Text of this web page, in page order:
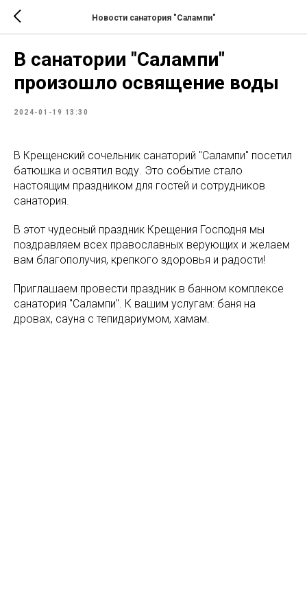
Новости санатория "Салампи"
В санатории "Салампи"
произошло освящение воды
2024-01-19 13:30
В Крещенский сочельник санаторий "Салампи" посетил
батюшка и освятил воду. Это событие стало
настоящим праздником для гостей и сотрудников
санатория.
В этот чудесный праздник Крещения Господня мы
поздравляем всех православных верующих и желаем
вам благополучия, крепкого здоровья и радости!
Приглашаем провести праздник в банном комплексе
санатория "Салампи". К вашим услугам: баня на
дровах, сауна с тепидариумом, хамам.